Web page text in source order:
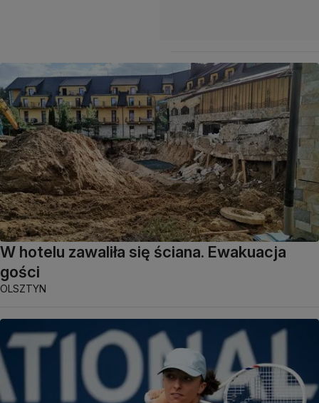
W hotelu zawaliła się ściana. Ewakuacja
gości
OLSZTYN